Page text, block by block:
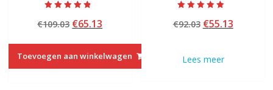
met
4.50
€109.03 Oorspronkelijke
was:
€109.03.
€65.13
is:
€65.13.
Toevoegen aan winkelwagen
5.00
van 5
€92.03
€92.03.
€55.13Huidige
Lees meer